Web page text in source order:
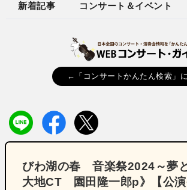
新着記事 コンサート＆イベント
←「コンサートかんたん検索」
びわ湖の春 音楽祭2024～夢
大地CT 園田隆一郎p》【公演